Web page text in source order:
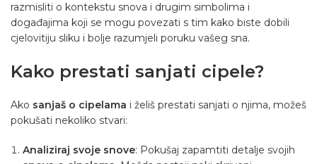
razmisliti o kontekstu snova i drugim simbolima i
događajima koji se mogu povezati s tim kako biste dobili
cjelovitiju sliku i bolje razumjeli poruku vašeg sna.
Kako prestati sanjati cipele?
Ako sanjaš o cipelama i želiš prestati sanjati o njima, možeš
pokušati nekoliko stvari:
Analiziraj svoje snove: Pokušaj zapamtiti detalje svojih